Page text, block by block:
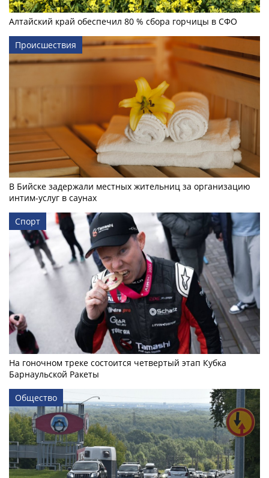
Алтайский край обеспечил 80 % сбора горчицы в СФО
Происшествия
В Бийске задержали местных жительниц за организацию
интим-услуг в саунах
Спорт
На гоночном треке состоится четвертый этап Кубка
Барнаульской Ракеты
Общество